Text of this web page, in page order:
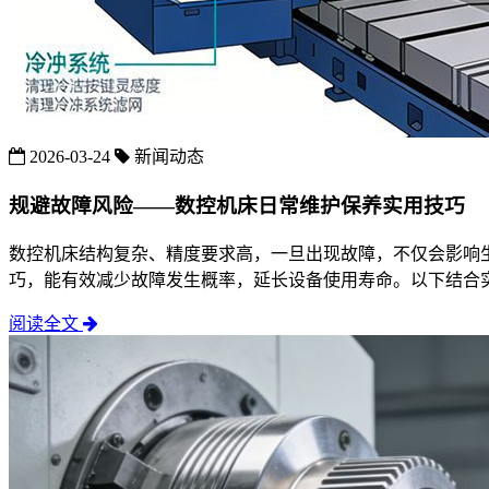
2026-03-24 新闻动态
规避故障风险——数控机床日常维护保养实用技巧
数控机床结构复杂、精度要求高，一旦出现故障，不仅会影
巧，能有效减少故障发生概率，延长设备使用寿命。以下结
阅读全文